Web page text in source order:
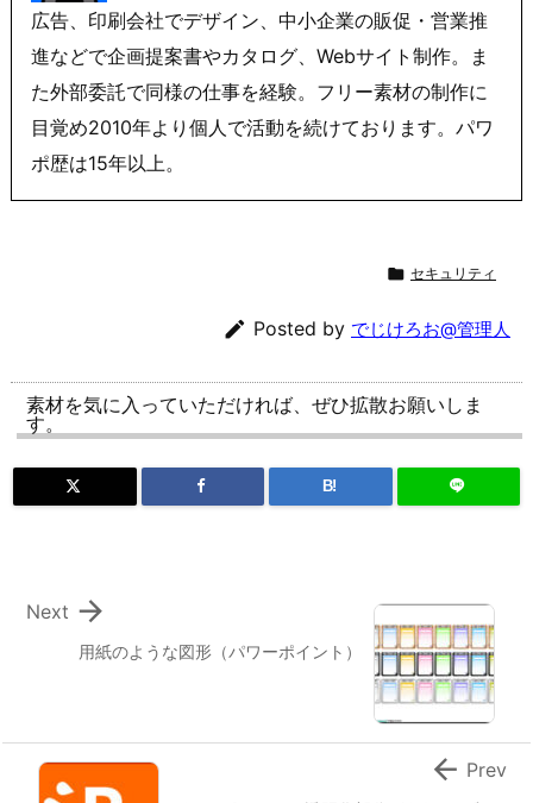
広告、印刷会社でデザイン、中小企業の販促・営業推
進などで企画提案書やカタログ、Webサイト制作。ま
た外部委託で同様の仕事を経験。フリー素材の制作に
目覚め2010年より個人で活動を続けております。パワ
ポ歴は15年以上。
 セキュリティ
 Posted by でじけろお@管理人
素材を気に入っていただければ、ぜひ拡散お願いしま
す。
B!
用紙のような図形（パワーポイント）

Next
 Prev